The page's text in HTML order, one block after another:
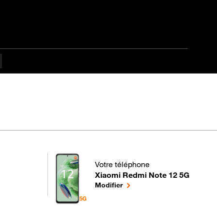
Votre téléphone
Xiaomi Redmi Note 12 5G
pour votre Xiaomi Redmi Note 12 5G
Modifierle téléphone sélectionné